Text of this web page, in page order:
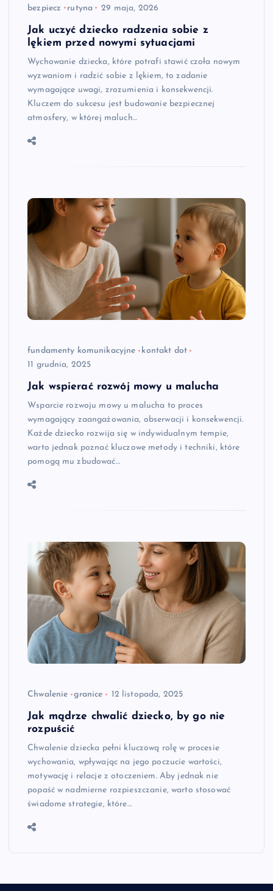
bezpiecz rutyna 29 maja, 2026
Jak uczyć dziecko radzenia sobie z
lękiem przed nowymi sytuacjami
Wychowanie dziecka, które potrafi stawić czoła nowym
wyzwaniom i radzić sobie z lękiem, to zadanie
wymagające uwagi, zrozumienia i konsekwencji.
Kluczem do sukcesu jest budowanie bezpiecznej
atmosfery, w której maluch…
fundamenty komunikacyjne
kontakt dot
11 grudnia, 2025
Jak wspierać rozwój mowy u malucha
Wsparcie rozwoju mowy u malucha to proces
wymagający zaangażowania, obserwacji i konsekwencji.
Każde dziecko rozwija się w indywidualnym tempie,
warto jednak poznać kluczowe metody i techniki, które
pomogą mu zbudować…
Chwalenie granice 12 listopada, 2025
Jak mądrze chwalić dziecko, by go nie
rozpuścić
Chwalenie dziecka pełni kluczową rolę w procesie
wychowania, wpływając na jego poczucie wartości,
motywację i relacje z otoczeniem. Aby jednak nie
popaść w nadmierne rozpieszczanie, warto stosować
świadome strategie, które…